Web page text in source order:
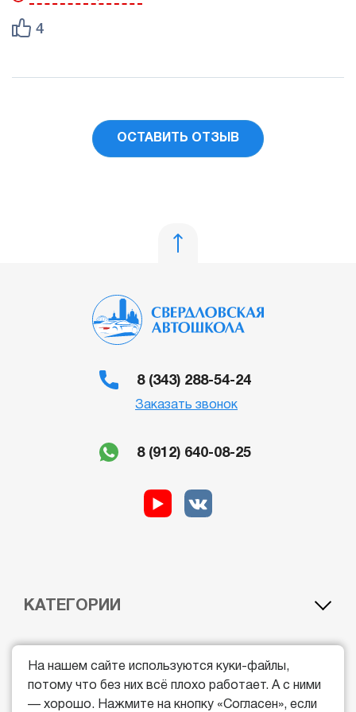
Лично у меня получилось сдать с первого раза и
От всей души Вас благодарю!!!!!
Однозначно рекомендую данную автошколу и в
частности инструктора Алексея!
идите к Алексею!
4
ОСТАВИТЬ ОТЗЫВ
8 (343) 288-54-24
Заказать звонок
8 (912) 640-08-25
КАТЕГОРИИ
A — мотоцикл
B — легковой автомобиль
C — грузовой автомобиль
CE — грузовой автомобиль с прицепом
DE — автобус c прицепом
Квадроцикл
Курс обучения водителей погрузчиков
Курс обучения машинистов экскаватора
Курс обучения машиниста автогрейдера
Гидроцикл
ОБЩИЕ
На нашем сайте используются куки-файлы,
потому что без них всё плохо работает. А с ними
— хорошо. Нажмите на кнопку «Согласен», если